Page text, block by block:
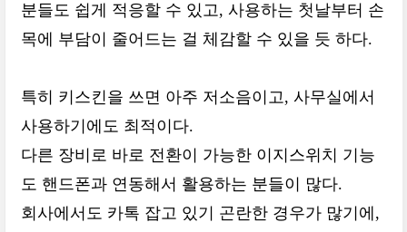
분들도 쉽게 적응할 수 있고, 사용하는 첫날부터 손
목에 부담이 줄어드는 걸 체감할 수 있을 듯 하다.
특히 키스킨을 쓰면 아주 저소음이고, 사무실에서
사용하기에도 최적이다.
다른 장비로 바로 전환이 가능한 이지스위치 기능
도 핸드폰과 연동해서 활용하는 분들이 많다.
회사에서도 카톡 잡고 있기 곤란한 경우가 많기에,